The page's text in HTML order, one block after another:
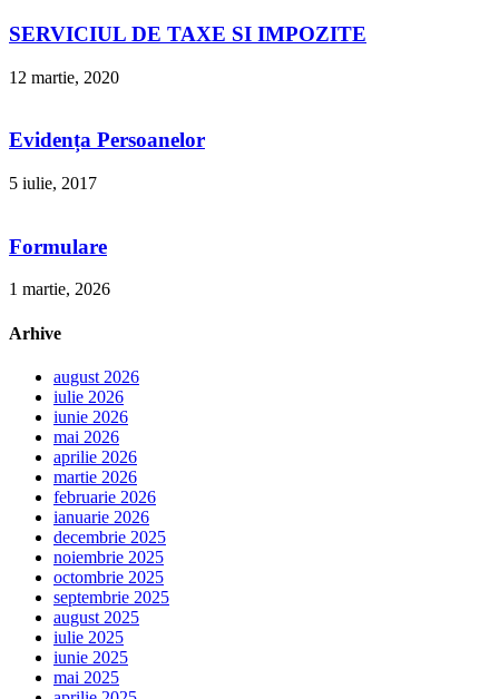
SERVICIUL DE TAXE SI IMPOZITE
12 martie, 2020
Evidența Persoanelor
5 iulie, 2017
Formulare
1 martie, 2026
Arhive
august 2026
iulie 2026
iunie 2026
mai 2026
aprilie 2026
martie 2026
februarie 2026
ianuarie 2026
decembrie 2025
noiembrie 2025
octombrie 2025
septembrie 2025
august 2025
iulie 2025
iunie 2025
mai 2025